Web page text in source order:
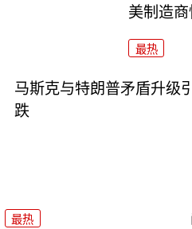
美制造
最热
马斯克与特朗普矛盾升级
跌
最热